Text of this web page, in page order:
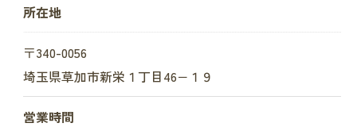
所在地
〒340-0056
埼玉県草加市新栄１丁目46−１９
営業時間